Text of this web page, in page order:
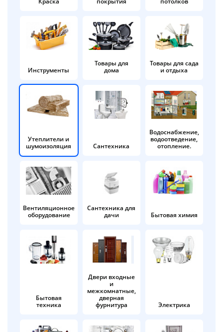
Инструменты
Товары для
дома
Товары для сада
и отдыха
Утеплители и
шумоизоляция
Сантехника
Водоснабжение,
водоотведение,
отопление.
Вентиляционное
оборудование
Сантехника для
дачи
Бытовая химия
Бытовая
техника
Двери входные
и
межкомнатные,
дверная
фурнитура
Электрика
в корзину
Оплачивайте сегодня только
25% картой любого банка
Получайте товар
выбранный способом
Оставшиеся
% будут
по25%каждые 2 недели
Подробнее
об оплате Плайтом
раз в 2
недели
Остались вопросы?
8 800 302-02-51
plait.ru